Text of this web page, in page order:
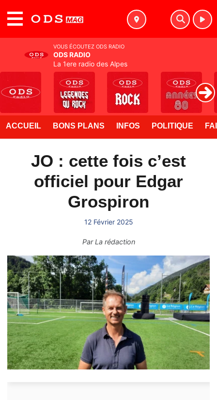
ACCUEIL BONS PLANS INFOS POLITIQUE
JO : cette fois c’est
officiel pour Edgar
Grospiron
12 Février 2025
ParLa rédaction
VOUS ÉCOUTEZ ODS RADIO
ODS RADIO
La 1ere radio des Alpes